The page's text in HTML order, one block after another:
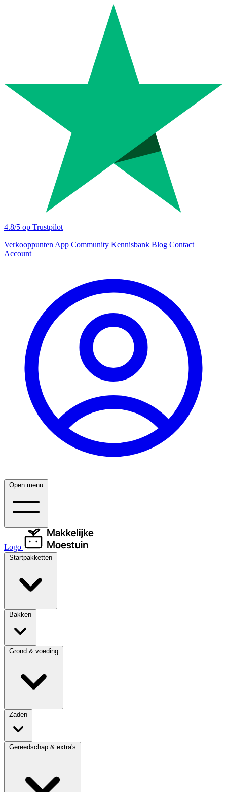
4.8/5 op Trustpilot
Verkooppunten App Community Kennisbank Blog Contact
Account
Open menu
Logo
Startpakketten
Bakken
Grond & voeding
Zaden
Gereedschap & extra's